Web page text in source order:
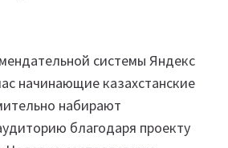
системы Яндекс
начинающие казахстанские
набирают
благодаря проекту